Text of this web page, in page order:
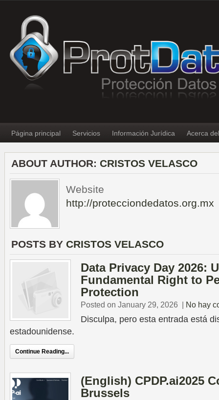
Página principal Servicios Información Jurídica Acerca
ABOUT AUTHOR: CRISTOS VELASCO
Website
http://protecciondedatos.org.mx
POSTS BY CRISTOS VELASCO
Data Privacy Day 2026:
Fundamental Right to
Protection
Posted on January 29, 2026 | No hay
Disculpa, pero esta entrada está
estadounidense.
Continue Reading...
(English) CPDP.ai2025
Brussels